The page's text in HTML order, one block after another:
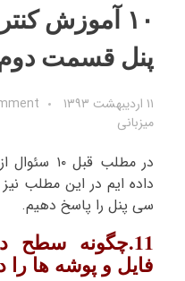
۱۰ آموزش
پنل قسمت
۱۱ اردیبهشت ۱۳۹۳
میزبانی
در مطلب
سی پنل را پاسخ دهیم.
فایل و پوشه ها